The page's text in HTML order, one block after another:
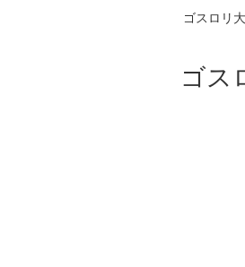
ゴスロリ
ゴス